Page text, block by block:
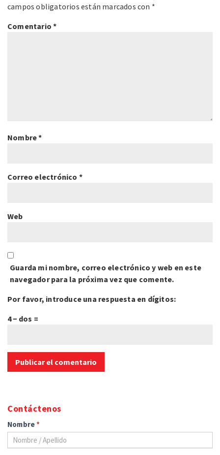
campos obligatorios están marcados con *
Comentario*
Nombre*
Correo electrónico *
Web
Guarda mi nombre, correo electrónico y web en este
navegador para la próxima vez que comente.
Por favor, introduce una respuesta en dígitos:
4 − dos =
Contáctenos
Nombre*